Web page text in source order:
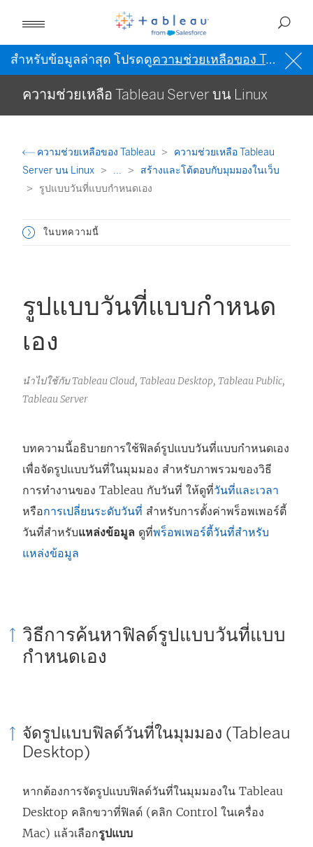
สำหรับข้อมูลล่าสุด โปรดดูความช่วยเหลือของ Tableau เป็นภาษาอังกฤษ (สหรัฐอเมริกา)
ความช่วยเหลือ Tableau Server บน Linux
ความช่วยเหลือของ Tableau
ความช่วยเหลือ Tableau
Server บน Linux
...
สร้างและโต้ตอบกับมุมมองในเว็บ
รูปแบบวันที่แบบกำหนดเอง
ในบทความนี้
รูปแบบวันที่แบบกำหนด
เอง
นำไปใช้กับ Tableau Cloud, Tableau Desktop, Tableau Public,
Tableau Server
บทความนี้อธิบายการใช้ฟิลด์รูปแบบวันที่แบบกำหนดเอง
เพื่อจัดรูปแบบวันที่ในมุมมอง สำหรับภาพรวมของวิธี
การทำงานของ Tableau กับวันที่ ให้ดูที่วันที่และเวลา
หรือการเปลี่ยนระดับวันที่ สำหรับการตั้งค่าพร็อพเพอร์ตี้
วันที่สำหรับแหล่งข้อมูล ดูที่พร็อพเพอร์ตี้วันที่สำหรับ
แหล่งข้อมูล
วิธีการค้นหาฟิลด์รูปแบบวันที่แบบ
กำหนดเอง
จัดรูปแบบฟิลด์วันที่ในมุมมอง (Tableau
Desktop)
หากต้องการจัดรูปแบบฟิลด์วันที่ในมุมมองใน Tableau
Desktop คลิกขวาที่ฟิลด์ (คลิก Control ในเครื่อง
Mac) แล้วเลือกรูปแบบ